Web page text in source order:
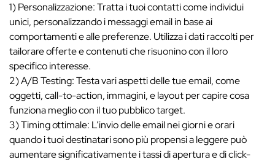
1) Personalizzazione: Tratta i tuoi contatti come individui
unici, personalizzando i messaggi email in base ai
comportamenti e alle preferenze. Utilizza i dati raccolti per
tailorare offerte e contenuti che risuonino con il loro
specifico interesse.
2) A/B Testing: Testa vari aspetti delle tue email, come
oggetti, call-to-action, immagini, e layout per capire cosa
funziona meglio con il tuo pubblico target.
3) Timing ottimale: L’invio delle email nei giorni e orari
quando i tuoi destinatari sono più propensi a leggere può
aumentare significativamente i tassi di apertura e di click-